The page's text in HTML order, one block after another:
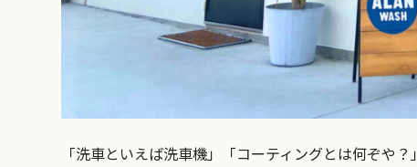
「洗車といえば洗車機」「コーティングとは何ぞや？」